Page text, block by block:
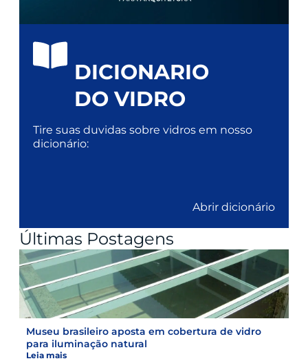
DICIONARIO
DO VIDRO
Tire suas duvidas sobre vidros em nosso
dicionário:
Abrir dicionário
Últimas Postagens
Museu brasileiro aposta em cobertura de vidro
para iluminação natural
Leia mais